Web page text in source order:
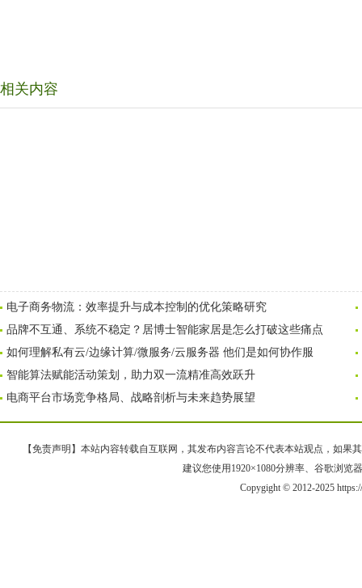
相关内容
电子商务物流：效率提升与成本控制的优化策略研究
品牌不互通、系统不稳定？居博士智能家居是怎么打破这些痛点
如何理解私有云/边缘计算/微服务/云服务器 他们是如何协作服
智能算法赋能活动策划，助力双一流精准高效跃升
电商平台市场竞争格局、战略剖析与未来趋势展望
【免责声明】本站内容转载自互联网，其发布内容言论不代表本站观点，如果
建议您使用1920×1080分辨率、谷歌浏览
Copygight © 2012-2025